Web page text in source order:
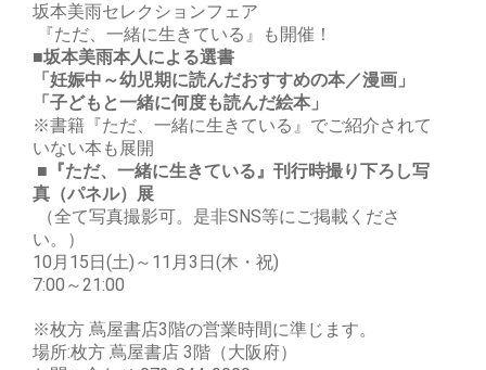
坂本美雨セレクションフェア
『ただ、一緒に生きている』も開催！
■坂本美雨本人による選書
「妊娠中～幼児期に読んだおすすめの本／漫画」
「子どもと一緒に何度も読んだ絵本」
※書籍『ただ、一緒に生きている』でご紹介されて
いない本も展開
■『ただ、一緒に生きている』刊行時撮り下ろし写
真（パネル）展
（全て写真撮影可。是非SNS等にご掲載くださ
い。）
10月15日(土)～11月3日(木・祝)
7:00～21:00
※枚方 蔦屋書店3階の営業時間に準じます。
場所:枚方 蔦屋書店 3階（大阪府）